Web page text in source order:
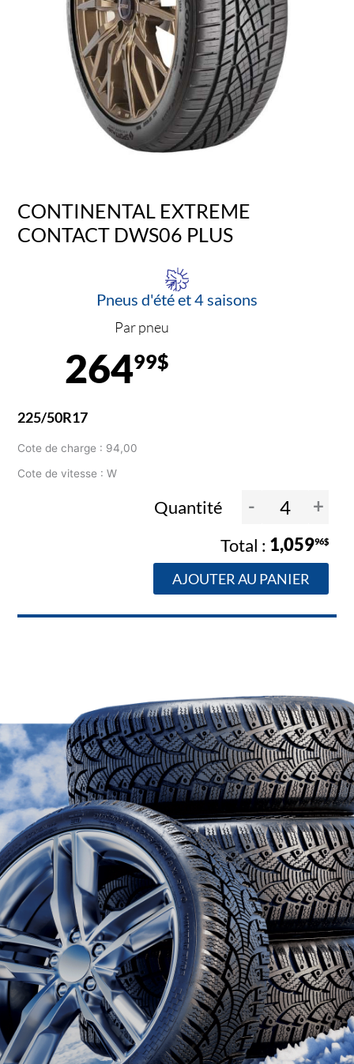
CONTINENTAL EXTREME
CONTACT DWS06 PLUS
Pneus d'été et 4 saisons
Par pneu
26499$
225/50R17
Cote de charge : 94,00
Cote de vitesse : W
Quantité - +
1,05996$
AJOUTER AU PANIER